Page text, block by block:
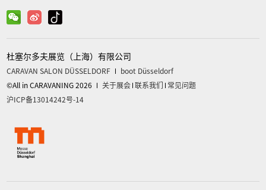
杜塞尔多夫展览（上海）有限公司
CARAVAN SALON DÜSSELDORF
boot Düsseldorf
©All in CARAVANING 2026
关于展会 联系我们
常见问题
沪ICP备13014242号-14